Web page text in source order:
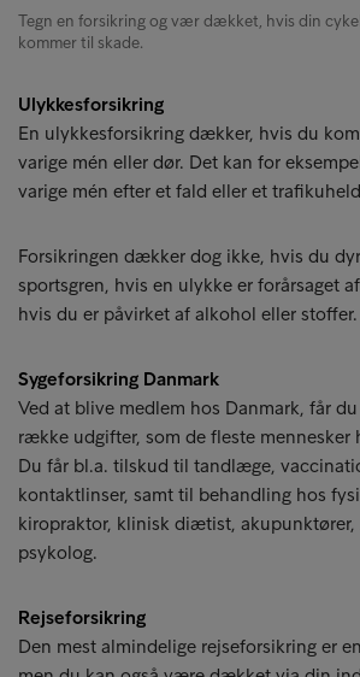
Tegn en forsikring og vær dækket, hvis din
kommer til skade.
Ulykkesforsikring
En ulykkesforsikring dækker, hvis du
varige mén eller dør. Det kan for
varige mén efter et fald eller et
Forsikringen dækker dog ikke, hvis du
sportsgren, hvis en ulykke er forårsaget
hvis du er påvirket af alkohol eller stoffer.
Sygeforsikring Danmark
Ved at blive medlem hos Danmark, får
række udgifter, som de fleste mennesker
Du får bl.a. tilskud til tandlæge,
kontaktlinser, samt til behandling hos
kiropraktor, klinisk diætist, akupunktører,
psykolog.
Rejseforsikring
Den mest almindelige rejseforsikring er